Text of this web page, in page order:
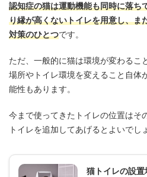
認知症の猫は運動機能も同時に落ち
り縁が高くないトイレを用意し、ま
対策のひとつです。
ただ、一般的に猫は環境が変わるこ
場所やトイレ環境を変えること自体
能性もあります。
今まで使ってきたトイレの位置はそ
トイレを追加してあげるとよいでし
猫トイレの設